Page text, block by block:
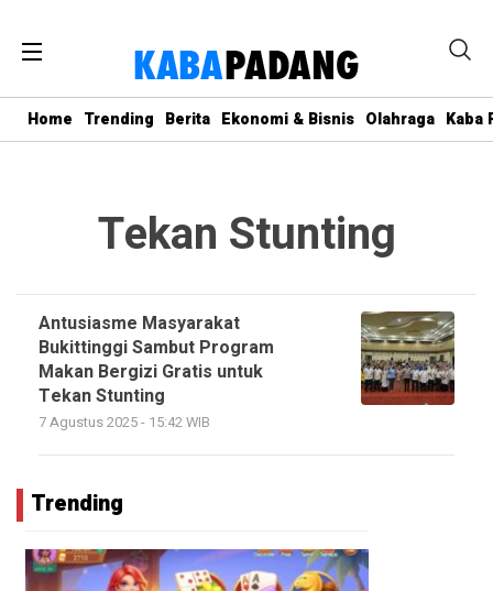
Home Trending Berita Ekonomi & Bisnis Olahraga Kaba
Tekan Stunting
Antusiasme Masyarakat
Bukittinggi Sambut Program
Makan Bergizi Gratis untuk
Tekan Stunting
7 Agustus 2025 - 15:42 WIB
Trending